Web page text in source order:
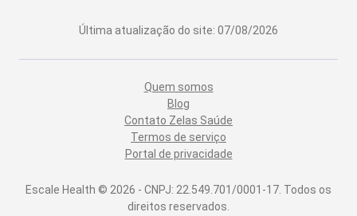
Última atualização do site: 07/08/2026
Quem somos
Blog
Contato Zelas Saúde
Termos de serviço
Portal de privacidade
Escale Health © 2026 - CNPJ: 22.549.701/0001-17. Todos os
direitos reservados.